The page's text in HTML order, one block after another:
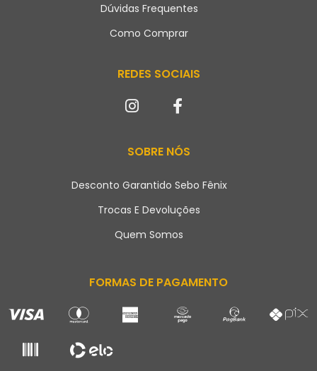
Dúvidas Frequentes
Como Comprar
REDES SOCIAIS
SOBRE NÓS
Desconto Garantido Sebo Fênix
Trocas E Devoluções
Quem Somos
FORMAS DE PAGAMENTO